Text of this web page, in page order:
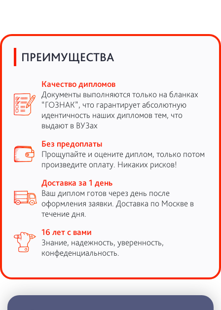
ПРЕИМУЩЕСТВА
Качество дипломов
Документы выполняются только на бланках
“ГОЗНАК”, что гарантирует абсолютную
идентичность наших дипломов тем, что
выдают в ВУЗах
Без предоплаты
Прощупайте и оцените диплом, только потом
произведите оплату. Никаких рисков!
Доставка за 1 день
Ваш диплом готов через день после
оформления заявки. Доставка по Москве в
течение дня.
16 лет с вами
Знание, надежность, уверенность,
конфеденциальность.